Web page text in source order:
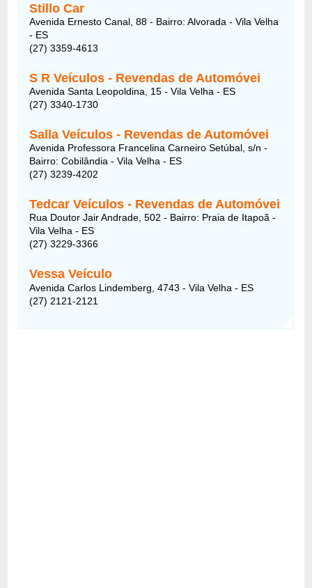
Stillo Car
Avenida Ernesto Canal, 88 - Bairro: Alvorada - Vila Velha
- ES
(27) 3359-4613
S R Veículos - Revendas de Automóvei
Avenida Santa Leopoldina, 15 - Vila Velha - ES
(27) 3340-1730
Salla Veículos - Revendas de Automóvei
Avenida Professora Francelina Carneiro Setúbal, s/n -
Bairro: Cobilândia - Vila Velha - ES
(27) 3239-4202
Tedcar Veículos - Revendas de Automóvei
Rua Doutor Jair Andrade, 502 - Bairro: Praia de Itapoã -
Vila Velha - ES
(27) 3229-3366
Vessa Veículo
Avenida Carlos Lindemberg, 4743 - Vila Velha - ES
(27) 2121-2121